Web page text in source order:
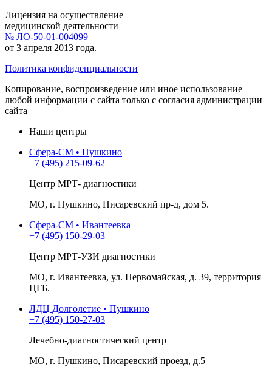
Лицензия на осуществление
медицинской деятельности
№ ЛО-50-01-004099
от 3 апреля 2013 года.
Политика конфиденциальности
Копирование, воспроизведение или иное использование
любой информации с сайта только с согласия администрации
сайта
Наши центры
Сфера-СМ • Пушкино
+7 (495) 215-09-62
Центр МРТ- диагностики
МО, г. Пушкино, Писаревский пр-д, дом 5.
Сфера-СМ • Ивантеевка
+7 (495) 150-29-03
Центр МРТ-УЗИ диагностики
МО, г. Ивантеевка, ул. Первомайская, д. 39, территория
ЦГБ.
ЛДЦ Долголетие • Пушкино
+7 (495) 150-27-03
Лечебно-диагностический центр
МО, г. Пушкино, Писаревский проезд, д.5